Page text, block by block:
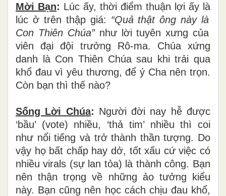
Mời Bạn: Lúc ấy, thời điểm thuận lợi ấy là
lúc ởtrên thập giá: “Quảthậtông này là
Con Thiên Chúa”nhưlời tuyên xưng của
viênđạiđội trưởng Rô-ma. Chúa xứng
danh làCon Thiên Chúa sau khi trải qua
khổ đau vì yêu thương,để ý Cha nên trọn.
Còn bạn thì thế nào?
Sống Lời Chúa: Ngườiđời nay hễ được
‘bầu’(vote) nhiều, ‘thả tim’nhiều thì
coi
như nổi tiếng vàtrởthành thần tượng. Do
vậy họbất chấp hay dở, tốt xấu cứviệc có
nhiều virals (sựlan tỏa) là thành công. Bạn
nên thận trọng về những ảo tưởng kiểu
này. Bạn cũng nên học cách chịu đau khổ,